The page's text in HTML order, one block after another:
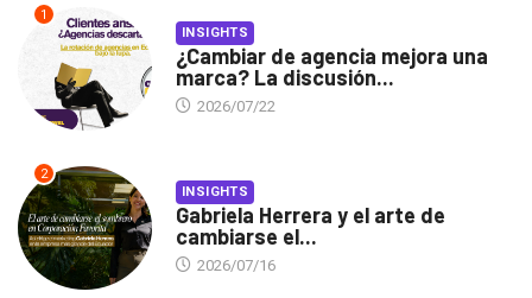
1
INSIGHTS
¿Cambiar de agencia mejora una
marca? La discusión...
2026/07/22
2
INSIGHTS
Gabriela Herrera y el arte de
cambiarse el...
2026/07/16